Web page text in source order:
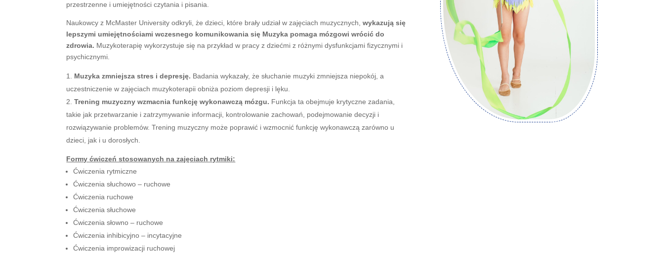
przestrzenne i umiejętności czytania i pisania.
Naukowcy z McMaster University odkryli, że dzieci, które brały udział w zajęciach muzycznych,wykazują się
lepszymi umiejętnościami wczesnego komunikowania się Muzyka pomaga mózgowi wrócić do
zdrowia. Muzykoterapię wykorzystuje się na przykład w pracy z dziećmi z różnymi dysfunkcjami fizycznymi i
psychicznymi.
Muzyka zmniejsza stres i depresję. Badania wykazały, że słuchanie muzyki zmniejsza niepokój, a
uczestniczenie w zajęciach muzykoterapii obniża poziom depresji i lęku.
Trening muzyczny wzmacnia funkcję wykonawczą mózgu. Funkcja ta obejmuje krytyczne zadania,
takie jak przetwarzanie i zatrzymywanie informacji, kontrolowanie zachowań, podejmowanie decyzji i
rozwiązywanie problemów. Trening muzyczny może poprawić i wzmocnić funkcję wykonawczą zarówno u
dzieci, jak i u dorosłych.
Formy ćwiczeń stosowanych na zajęciach rytmiki:
Ćwiczenia rytmiczne
Ćwiczenia słuchowo – ruchowe
Ćwiczenia ruchowe
Ćwiczenia słuchowe
Ćwiczenia słowno – ruchowe
Ćwiczenia inhibicyjno – incytacyjne
Ćwiczenia improwizacji ruchowej